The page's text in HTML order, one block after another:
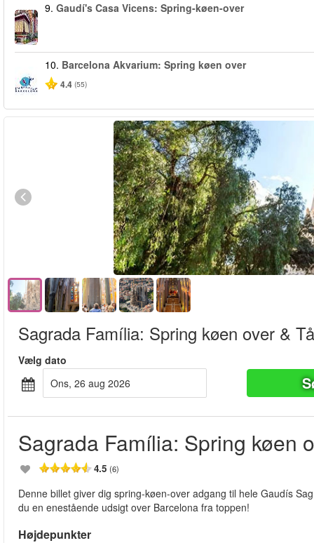
9. Gaudí's Casa Vicens: Spring-køen-over
10. Barcelona Akvarium: Spring køen over
4.4 (55)
Sagrada Família: Spring køen over &
Vælg dato
ons, 26 aug 2026
Sagrada Família: Spring køen
4.5 (6)
Denne billet giver dig spring-køen-over adgang til hele Gaudís
du en enestående udsigt over Barcelona fra toppen!
Højdepunkter